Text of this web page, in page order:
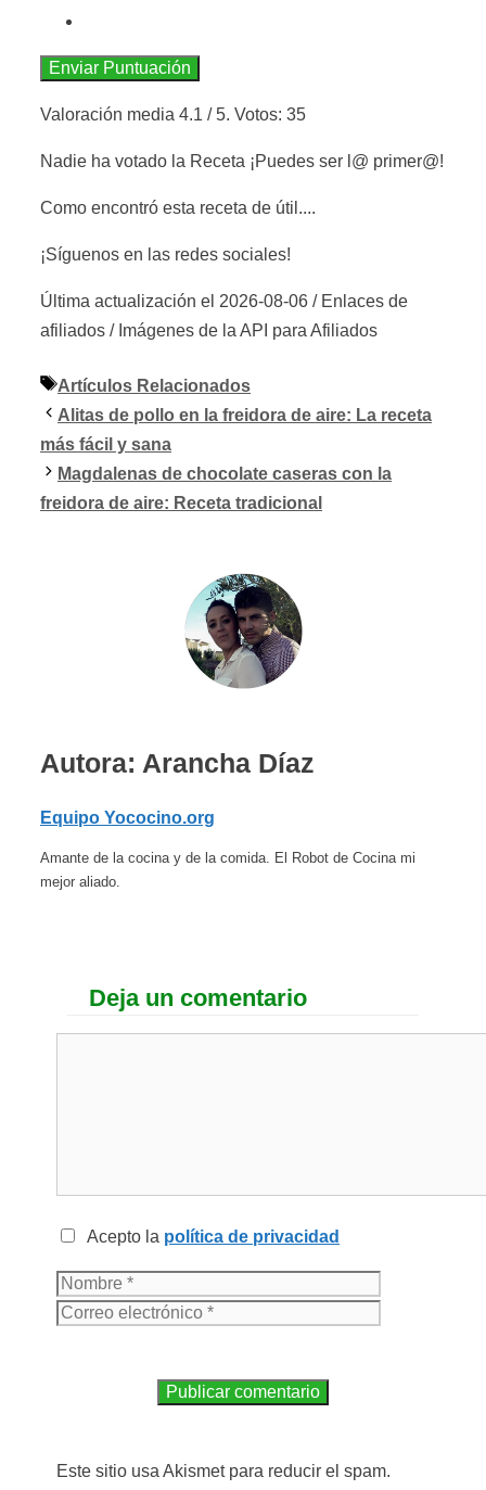
Enviar Puntuación
Valoración media 4.1 / 5. Votos: 35
Nadie ha votado la Receta ¡Puedes ser l@ primer@!
Como encontró esta receta de útil....
¡Síguenos en las redes sociales!
Última actualización el 2026-08-06 / Enlaces de
afiliados / Imágenes de la API para Afiliados
Etiquetas
Artículos Relacionados
Alitas de pollo en la freidora de aire: La receta
más fácil y sana
Magdalenas de chocolate caseras con la
freidora de aire: Receta tradicional
Autora: Arancha Díaz
Equipo Yococino.org
Amante de la cocina y de la comida. El Robot de Cocina mi
mejor aliado.
Deja un comentario
Acepto la política de privacidad
Este sitio usa Akismet para reducir el spam.